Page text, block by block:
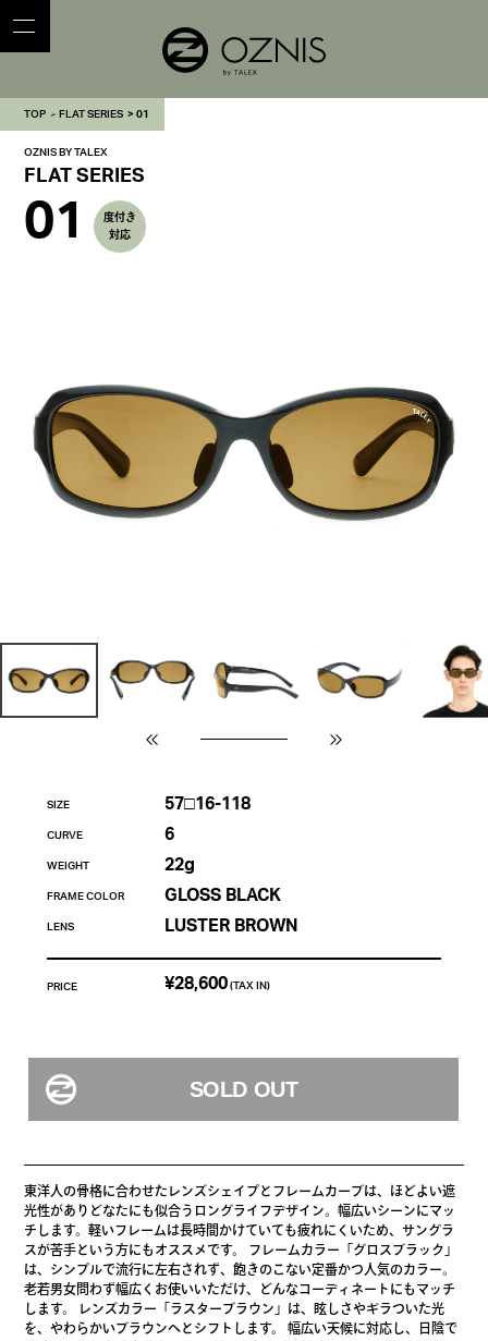
TOP FLAT SERIES 01
OZNIS BY TALEX
FLAT SERIES
01
度付き
対応
SIZE 57□16-118
CURVE 6
WEIGHT 22g
FRAME COLOR GLOSS BLACK
LENS LUSTER BROWN
PRICE ¥28,600 (TAX IN)
東洋人の骨格に合わせたレンズシェイプとフレームカーブは、ほどよい遮
光性がありどなたにも似合うロングライフデザイン。幅広いシーンにマッ
チします。軽いフレームは長時間かけていても疲れにくいため、サングラ
スが苦手という方にもオススメです。 フレームカラー「グロスブラック」
は、シンプルで流行に左右されず、飽きのこない定番かつ人気のカラー。
老若男女問わず幅広くお使いいただけ、どんなコーディネートにもマッチ
します。 レンズカラー「ラスターブラウン」は、眩しさやギラついた光
を、やわらかいブラウンへとシフトします。 幅広い天候に対応し、日陰で